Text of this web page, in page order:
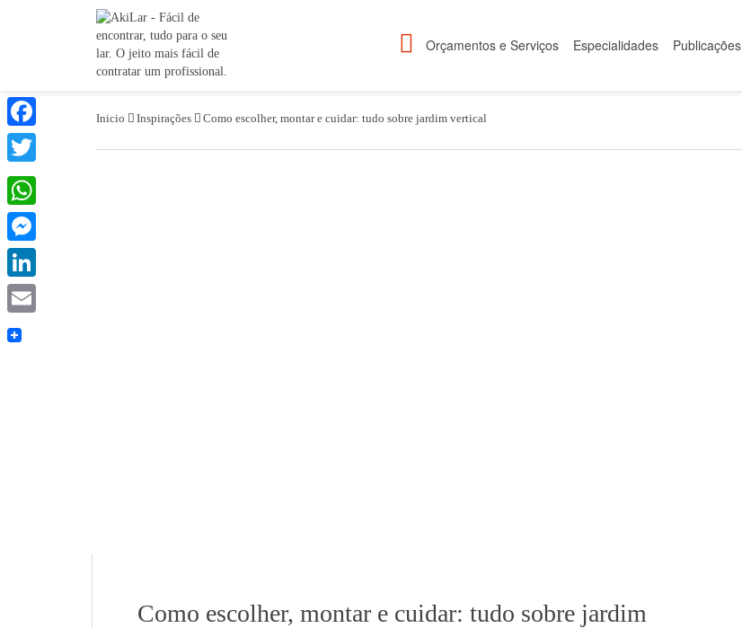
Orçamentos e Serviços Especialidades Publicações
Inicio Inspirações Como escolher, montar e cuidar: tudo sobre jardim vertical
Como escolher, montar e cuidar: tudo sobre jardim
Facebook
Twitter
WhatsApp
Messenger
LinkedIn
Email